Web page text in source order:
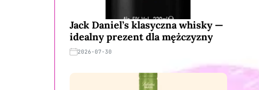
Jack Daniel’s klasyczna whisky —
idealny prezent dla mężczyzny
2026-07-30